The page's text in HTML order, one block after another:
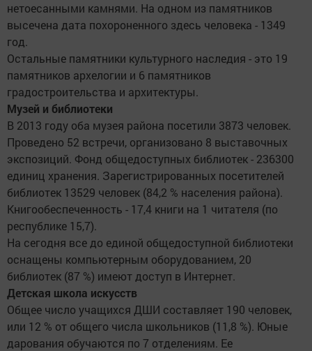
нетоесанными камнями. На одном из памятников
высечена дата похороненного здесь человека - 1349
год.
Остальные памятники культурного наследия - это 19
памятников архелогии и 6 памятников
градостроительства и архитектуры.
Музей и библиотеки
В 2013 году оба музея района посетили 3873 человек.
Проведено 52 встречи, организовано 8 выставочных
экспозиций. Фонд общедоступных библиотек - 236300
единиц хранения. Зарегистрированных посетителей
библиотек 13529 человек (84,2 % населения района).
Книгообеспеченность - 17,4 книги на 1 читателя (по
республике 15,7).
На сегодня все до единой общедоступной библиотеки
оснащены компьютерным оборудованием, 20
библиотек (87 %) имеют доступ в Интернет.
Детская школа искусств
Общее число учащихся ДШИ составляет 190 человек,
или 12 % от общего числа школьников (11,8 %). Юные
дарования обучаются по 7 отделениям. Ее